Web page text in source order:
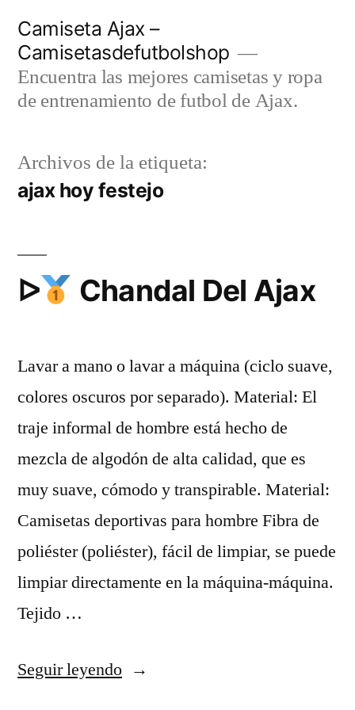
contenido
Camiseta Ajax –
Camisetasdefutbolshop
Encuentra las mejores camisetas y ropa
de entrenamiento de futbol de Ajax.
Archivos de la etiqueta:
ajax hoy festejo
ᐅ Chandal Del Ajax
Lavar a mano o lavar a máquina (ciclo suave,
colores oscuros por separado). Material: El
traje informal de hombre está hecho de
mezcla de algodón de alta calidad, que es
muy suave, cómodo y transpirable. Material:
Camisetas deportivas para hombre Fibra de
poliéster (poliéster), fácil de limpiar, se puede
limpiar directamente en la máquina-máquina.
Tejido …
Seguir leyendo«ᐅ